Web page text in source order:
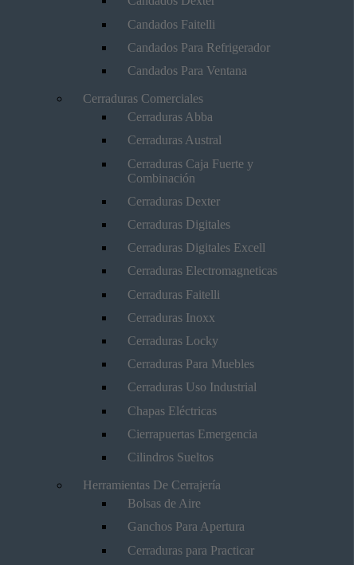
Candados Faitelli
Candados Para Refrigerador
Candados Para Ventana
Cerraduras Comerciales
Cerraduras Abba
Cerraduras Austral
Cerraduras Caja Fuerte y
Combinación
Cerraduras Dexter
Cerraduras Digitales
Cerraduras Digitales Excell
Cerraduras Electromagneticas
Cerraduras Faitelli
Cerraduras Inoxx
Cerraduras Locky
Cerraduras Para Muebles
Cerraduras Uso Industrial
Chapas Eléctricas
Cierrapuertas Emergencia
Cilindros Sueltos
Herramientas De Cerrajería
Bolsas de Aire
Ganchos Para Apertura
Cerraduras para Practicar